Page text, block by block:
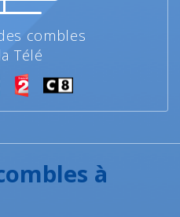
combles
Télé
à